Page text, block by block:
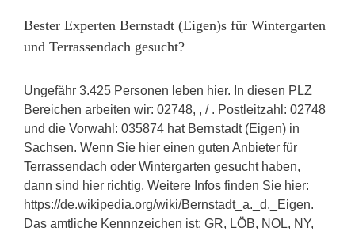
Bester Experten Bernstadt (Eigen)s für Wintergarten
und Terrassendach gesucht?
Ungefähr 3.425 Personen leben hier. In diesen PLZ
Bereichen arbeiten wir: 02748, , / . Postleitzahl: 02748
und die Vorwahl: 035874 hat Bernstadt (Eigen) in
Sachsen. Wenn Sie hier einen guten Anbieter für
Terrassendach oder Wintergarten gesucht haben,
dann sind hier richtig. Weitere Infos finden Sie hier:
https://de.wikipedia.org/wiki/Bernstadt_a._d._Eigen.
Das amtliche Kennnzeichen ist: GR, LÖB, NOL, NY,